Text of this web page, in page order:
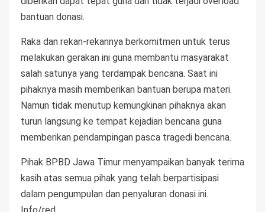
bantuan donasi.
Raka dan rekan-rekannya berkomitmen untuk terus
melakukan gerakan ini guna membantu masyarakat
salah satunya yang terdampak bencana. Saat ini
pihaknya masih memberikan bantuan berupa materi.
Namun tidak menutup kemungkinan pihaknya akan
turun langsung ke tempat kejadian bencana guna
memberikan pendampingan pasca tragedi bencana.
Pihak BPBD Jawa Timur menyampaikan banyak terima
kasih atas semua pihak yang telah berpartisipasi
dalam pengumpulan dan penyaluran donasi ini.